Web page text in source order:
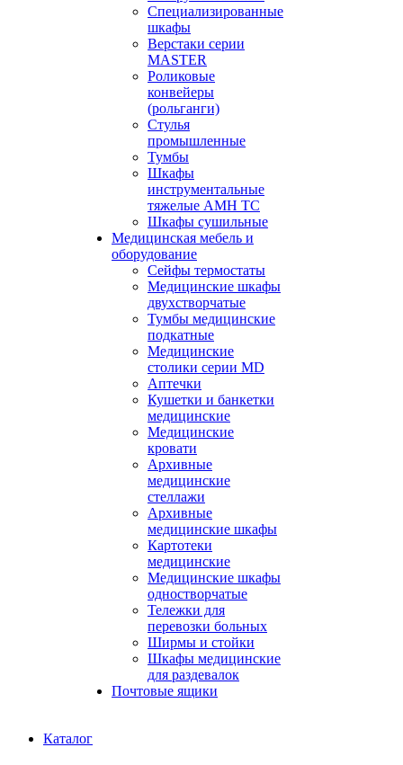
Cпециализированные
шкафы
Верстаки серии
MASTER
Роликовые
конвейеры
(рольганги)
Стулья
промышленные
Тумбы
Шкафы
инструментальные
тяжелые АМН ТС
Шкафы сушильные
Медицинская мебель и
оборудование
Сейфы термостаты
Медицинские шкафы
двухстворчатые
Тумбы медицинские
подкатные
Медицинские
столики серии MD
Аптечки
Кушетки и банкетки
медицинские
Медицинские
кровати
Архивные
медицинские
стеллажи
Архивные
медицинские шкафы
Картотеки
медицинские
Медицинские шкафы
одностворчатые
Тележки для
перевозки больных
Ширмы и стойки
Шкафы медицинские
для раздевалок
Почтовые ящики
Каталог